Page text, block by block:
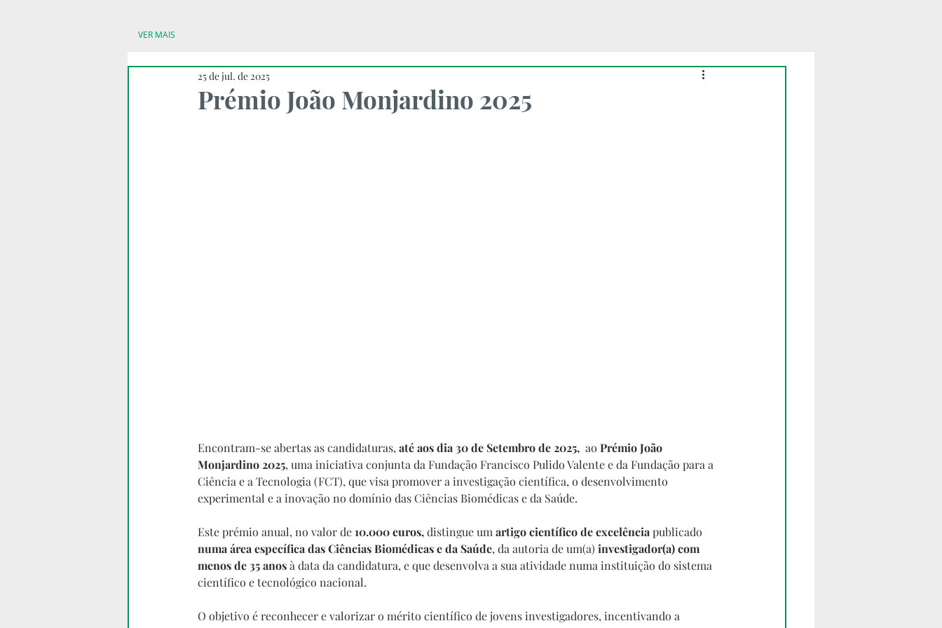
VER MAIS
Prémio João Monjardino 2025
25 de jul. de 2025
Encontram-se abertas as candidaturas, até aos dia 30 de Setembro de 2025, ao Prémio João
Monjardino 2025, uma iniciativa conjunta da Fundação Francisco Pulido Valente e da Fundação para a
Ciência e a Tecnologia (FCT), que visa promover a investigação científica, o desenvolvimento
experimental e a inovação no domínio das Ciências Biomédicas e da Saúde.
Este prémio anual, no valor de 10.000 euros, distingue um artigo científico de excelência publicado
numa área específica das Ciências Biomédicas e da Saúde, da autoria de um(a) investigador(a) com
menos de 35 anos à data da candidatura, e que desenvolva a sua atividade numa instituição do sistema
científico e tecnológico nacional.
O objetivo é reconhecer e valorizar o mérito científico de jovens investigadores, incentivando a